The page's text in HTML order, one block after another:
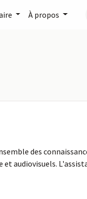
À propos
des
audiovisuels.